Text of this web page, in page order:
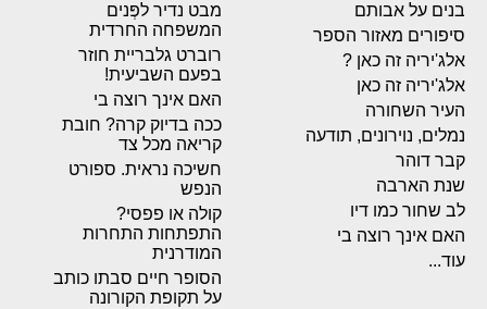
בנים על אבותם
סיפורים מאזור הספר
אלג'יריה זה כאן ?
אלג'יריה זה כאן
העיר השחורה
נמלים, נוירונים, תודעה
קבר דוהר
שנת הארבה
לב שחור כמו דיו
האם אינך רוצה בי
עוד...
מבט נדיר לפְּנים
המשפחה החרדית
רוברט גלבריית חוזר
בפעם השביעית!
האם אינך רוצה בי
ככה בדיוק קרה? חובת
קריאה מכל צד
חשיכה נראית. ספורט
הנפש
קולה או פפסי?
התפתחות התחרות
המודרנית
הסופר חיים סבתו כותב
על תקופת הקורונה